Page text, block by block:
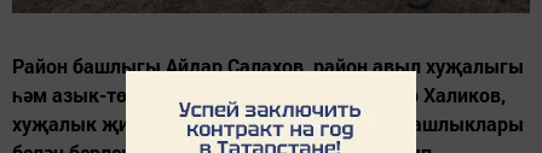
Район башлыгы Айдар Салахов, район авыл хуҗалыгы
һәм азык-төлек идарәсе начальнигы Илфар Халиков,
хуҗалык җитәкчеләре, авыл җирлекләре башлыклары